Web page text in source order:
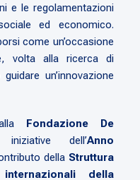
e le regolamentazioni
ed economico.
come un’occasione
volta alla ricerca di
un’innovazione
Fondazione De
dell’Anno
della Struttura
della